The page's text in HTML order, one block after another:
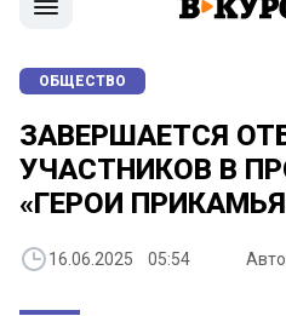
ОБЩЕСТВО
ЗАВЕРШАЕТСЯ
УЧАСТНИКОВ В
«ГЕРОИ
16.06.2025 05:54